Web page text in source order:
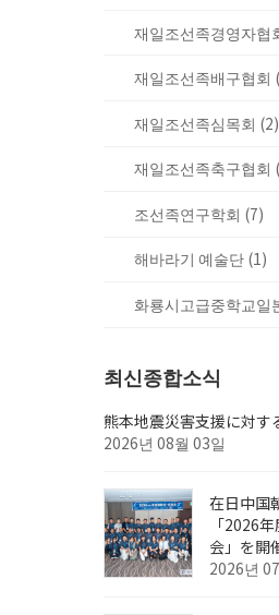
재일조선족경영자협
재일조선족배구협회
재일조선족심목회 (2)
재일조선족축구협회
조선족연구학회 (7)
해바라기 예술단 (1)
화룡시고급중학교일
최신종합소식
熊本地震災害支援に対す
2026년 08월 03일
在日中国
「2026
会」を開
2026년